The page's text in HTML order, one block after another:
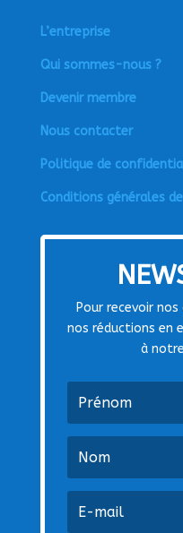
L’entreprise
Qui sommes-nous ?
Devenir membre
Nous contacter
Politique de
Conditions générales
Pour recevoir
nos réductions en
à